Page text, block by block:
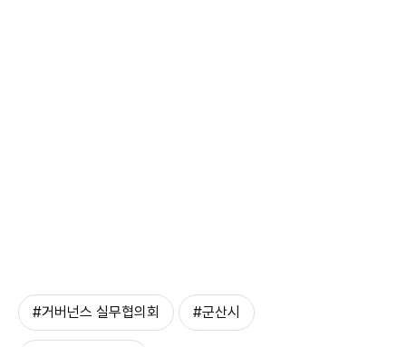
#거버넌스 실무협의회 #군산시